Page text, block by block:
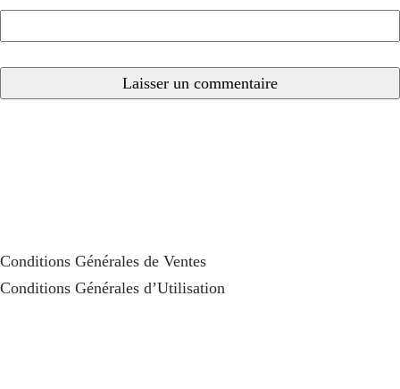
Conditions Générales de Ventes
Conditions Générales d’Utilisation